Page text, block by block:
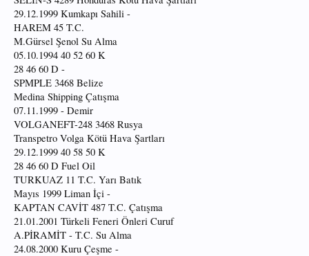
29.12.1999 Kumkapı Sahili -
HAREM 45 T.C.
M.Gürsel Şenol Su Alma
05.10.1994 40 52 60 K
28 46 60 D -
SPMPLE 3468 Belize
Medina Shipping Çatışma
07.11.1999 - Demir
VOLGANEFT-248 3468 Rusya
Transpetro Volga Kötü Hava Şartları
29.12.1999 40 58 50 K
28 46 60 D Fuel Oil
TURKUAZ 11 T.C. Yarı Batık
Mayıs 1999 Liman İçi -
KAPTAN CAVİT 487 T.C. Çatışma
21.01.2001 Türkeli Feneri Önleri Curuf
A.PİRAMİT - T.C. Su Alma
24.08.2000 Kuru Çeşme -